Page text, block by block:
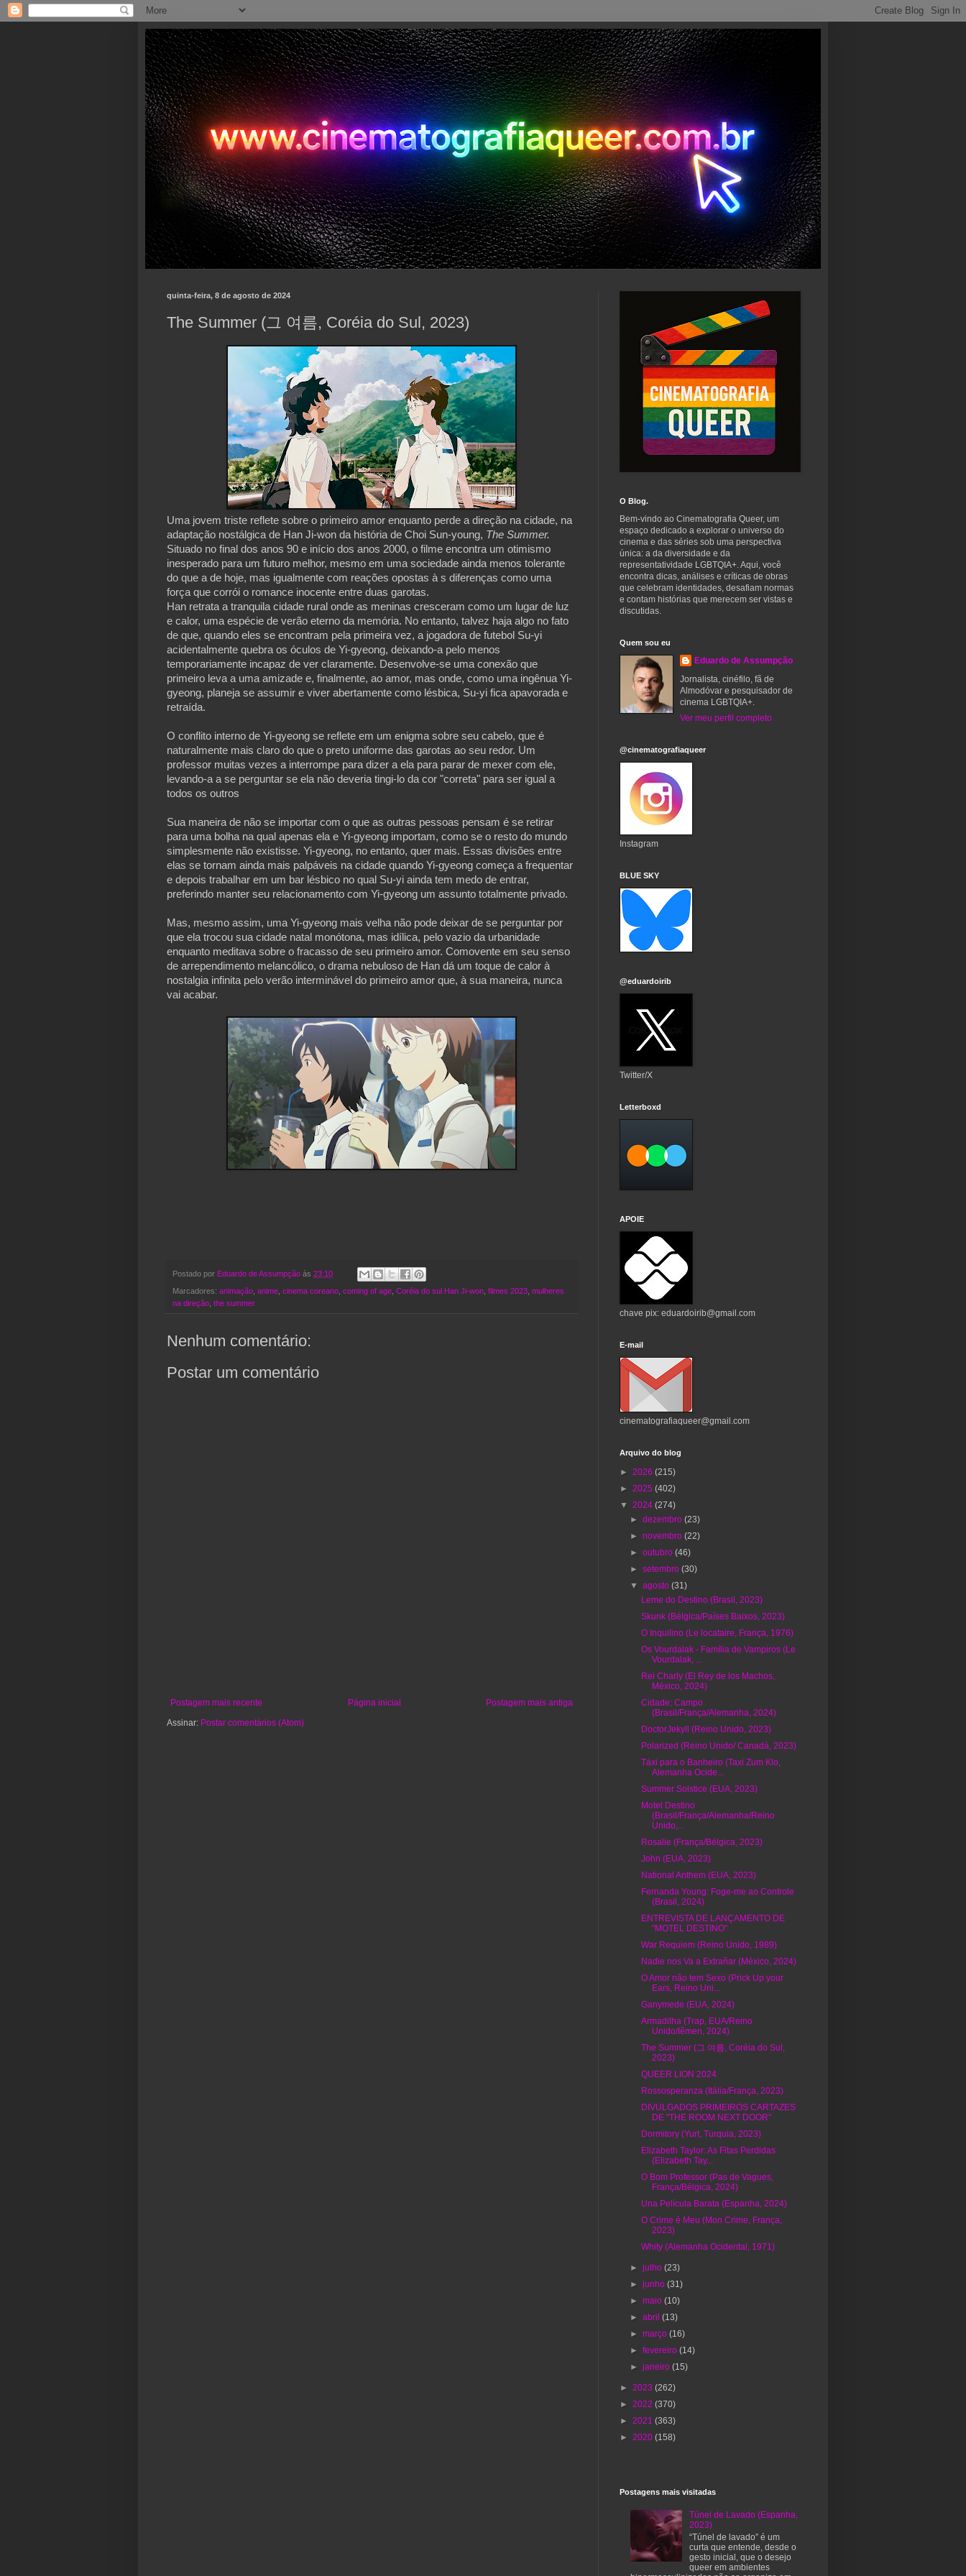
quinta-feira, 8 de agosto de 2024
The Summer (그 여름, Coréia do Sul, 2023)
Uma jovem triste reflete sobre o primeiro amor enquanto perde a direção na cidade, na
adaptação nostálgica de Han Ji-won da história de Choi Sun-young, The Summer.
Situado no final dos anos 90 e início dos anos 2000, o filme encontra um otimismo
inesperado para um futuro melhor, mesmo em uma sociedade ainda menos tolerante
do que a de hoje, mas igualmente com reações opostas à s diferenças como uma
força que corrói o romance inocente entre duas garotas.
Han retrata a tranquila cidade rural onde as meninas cresceram como um lugar de luz
e calor, uma espécie de verão eterno da memória. No entanto, talvez haja algo no fato
de que, quando eles se encontram pela primeira vez, a jogadora de futebol Su-yi
acidentalmente quebra os óculos de Yi-gyeong, deixando-a pelo menos
temporariamente incapaz de ver claramente. Desenvolve-se uma conexão que
primeiro leva a uma amizade e, finalmente, ao amor, mas onde, como uma ingênua Yi-
gyeong, planeja se assumir e viver abertamente como lésbica, Su-yi fica apavorada e
retraída.
O conflito interno de Yi-gyeong se reflete em um enigma sobre seu cabelo, que é
naturalmente mais claro do que o preto uniforme das garotas ao seu redor. Um
professor muitas vezes a interrompe para dizer a ela para parar de mexer com ele,
levando-a a se perguntar se ela não deveria tingi-lo da cor "correta" para ser igual a
todos os outros
Sua maneira de não se importar com o que as outras pessoas pensam é se retirar
para uma bolha na qual apenas ela e Yi-gyeong importam, como se o resto do mundo
simplesmente não existisse. Yi-gyeong, no entanto, quer mais. Essas divisões entre
elas se tornam ainda mais palpáveis na cidade quando Yi-gyeong começa a frequentar
e depois trabalhar em um bar lésbico no qual Su-yi ainda tem medo de entrar,
preferindo manter seu relacionamento com Yi-gyeong um assunto totalmente privado.
Mas, mesmo assim, uma Yi-gyeong mais velha não pode deixar de se perguntar por
que ela trocou sua cidade natal monótona, mas idílica, pelo vazio da urbanidade
enquanto meditava sobre o fracasso de seu primeiro amor. Comovente em seu senso
de arrependimento melancólico, o drama nebuloso de Han dá um toque de calor à
nostalgia infinita pelo verão interminável do primeiro amor que, à sua maneira, nunca
vai acabar.
Postado por Eduardo de Assumpção às 23:10
Marcadores: animação, anime, cinema coreano, coming of age, Coréia do sul Han Ji-won, filmes 2023, mulheres
na direção, the summer
Nenhum comentário:
Postar um comentário
Postagem mais recente Postagem mais antiga
Página inicial
Assinar: Postar comentários (Atom)
O Blog.
Bem-vindo ao Cinematografia Queer, um
espaço dedicado a explorar o universo do
cinema e das séries sob uma perspectiva
única: a da diversidade e da
representatividade LGBTQIA+. Aqui, você
encontra dicas, análises e críticas de obras
que celebram identidades, desafiam normas
e contam histórias que merecem ser vistas e
discutidas.
Quem sou eu
Eduardo de Assumpção
Jornalista, cinéfilo, fã de
Almodóvar e pesquisador de
cinema LGBTQIA+.
Ver meu perfil completo
@cinematografiaqueer
Instagram
BLUE SKY
@eduardoirib
Twitter/X
Letterboxd
APOIE
chave pix: eduardoirib@gmail.com
E-mail
cinematografiaqueer@gmail.com
Arquivo do blog
► 2026 (215)
► 2025 (402)
▼ 2024 (274)
►dezembro(23)
►novembro(22)
►outubro(46)
►setembro(30)
▼agosto(31)
Leme do Destino (Brasil, 2023)
Skunk (Bélgica/Países Baixos, 2023)
O Inquilino (Le locataire, França, 1976)
Os Vourdalak - Família de Vampiros (Le
Vourdalak, ...
Rei Charly (El Rey de los Machos,
México, 2024)
Cidade; Campo
(Brasil/França/Alemanha, 2024)
DoctorJekyll (Reino Unido, 2023)
Polarized (Reino Unido/ Canadá, 2023)
Táxi para o Banheiro (Taxi Zum Klo,
Alemanha Ocide...
Summer Solstice (EUA, 2023)
Motel Destino
(Brasil/França/Alemanha/Reino
Unido,...
Rosalie (França/Bélgica, 2023)
John (EUA, 2023)
National Anthem (EUA, 2023)
Fernanda Young: Foge-me ao Controle
(Brasil, 2024)
ENTREVISTA DE LANÇAMENTO DE
"MOTEL DESTINO"
War Requiem (Reino Unido, 1989)
Nadie nos Va a Extrañar (México, 2024)
O Amor não tem Sexo (Prick Up your
Ears, Reino Uni...
Ganymede (EUA, 2024)
Armadilha (Trap, EUA/Reino
Unido/Iêmen, 2024)
The Summer (그 여름, Coréia do Sul,
2023)
QUEER LION 2024
Rossosperanza (Itália/França, 2023)
DIVULGADOS PRIMEIROS CARTAZES
DE "THE ROOM NEXT DOOR"
Dormitory (Yurt, Turquia, 2023)
Elizabeth Taylor: As Fitas Perdidas
(Elizabeth Tay...
O Bom Professor (Pas de Vagues,
França/Bélgica, 2024)
Una Película Barata (Espanha, 2024)
O Crime é Meu (Mon Crime, França,
2023)
Whity (Alemanha Ocidental, 1971)
►julho(23)
►junho(31)
►maio(10)
►abril(13)
►março(16)
►fevereiro(14)
►janeiro(15)
► 2023 (262)
► 2022 (370)
► 2021 (363)
► 2020 (158)
Postagens mais visitadas
Túnel de Lavado (Espanha,
2023)
“Túnel de lavado” é um
curta que entende, desde o
gesto inicial, que o desejo
queer em ambientes